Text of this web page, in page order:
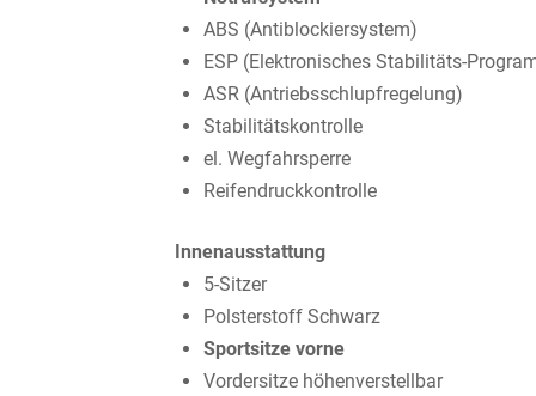
ABS (Antiblockiersystem)
ESP (Elektronisches Stabilitäts-
ASR (Antriebsschlupfregelung)
Stabilitätskontrolle
el. Wegfahrsperre
Reifendruckkontrolle
Innenausstattung
5-Sitzer
Polsterstoff Schwarz
Sportsitze vorne
Vordersitze höhenverstellbar